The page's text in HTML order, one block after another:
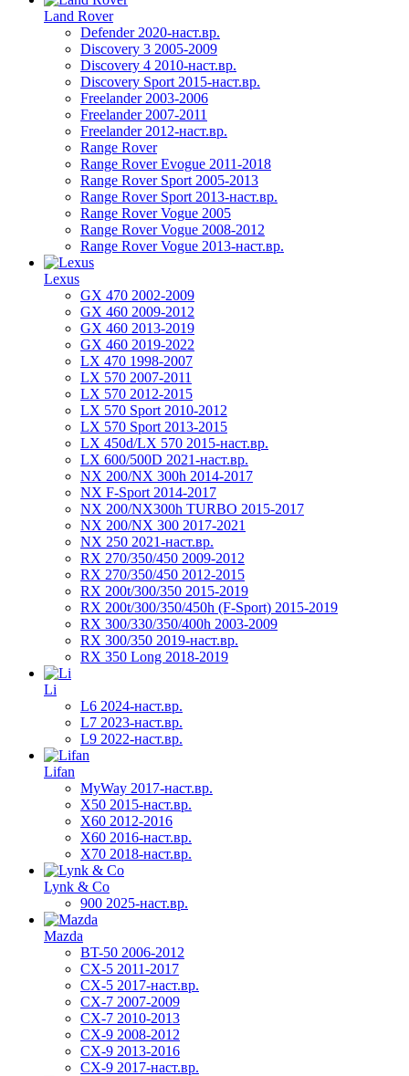
Land Rover
Defender 2020-наст.вр.
Discovery 3 2005-2009
Discovery 4 2010-наст.вр.
Discovery Sport 2015-наст.вр.
Freelander 2003-2006
Freelander 2007-2011
Freelander 2012-наст.вр.
Range Rover
Range Rover Evogue 2011-2018
Range Rover Sport 2005-2013
Range Rover Sport 2013-наст.вр.
Range Rover Vogue 2005
Range Rover Vogue 2008-2012
Range Rover Vogue 2013-наст.вр.
Lexus
GX 470 2002-2009
GX 460 2009-2012
GX 460 2013-2019
GX 460 2019-2022
LX 470 1998-2007
LX 570 2007-2011
LX 570 2012-2015
LX 570 Sport 2010-2012
LX 570 Sport 2013-2015
LX 450d/LX 570 2015-наст.вр.
LX 600/500D 2021-наст.вр.
NX 200/NX 300h 2014-2017
NX F-Sport 2014-2017
NX 200/NX300h TURBO 2015-2017
NX 200/NX 300 2017-2021
NX 250 2021-наст.вр.
RX 270/350/450 2009-2012
RX 270/350/450 2012-2015
RX 200t/300/350 2015-2019
RX 200t/300/350/450h (F-Sport) 2015-2019
RX 300/330/350/400h 2003-2009
RX 300/350 2019-наст.вр.
RX 350 Long 2018-2019
Li
L6 2024-наст.вр.
L7 2023-наст.вр.
L9 2022-наст.вр.
Lifan
MyWay 2017-наст.вр.
X50 2015-наст.вр.
X60 2012-2016
X60 2016-наст.вр.
X70 2018-наст.вр.
Lynk & Co
900 2025-наст.вр.
Mazda
BT-50 2006-2012
CX-5 2011-2017
CX-5 2017-наст.вр.
CX-7 2007-2009
CX-7 2010-2013
CX-9 2008-2012
CX-9 2013-2016
CX-9 2017-наст.вр.